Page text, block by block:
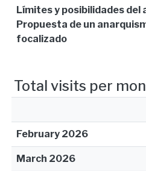
Límites y posibilidades del
Propuesta de un
focalizado
Total visits per
February 2026
March 2026